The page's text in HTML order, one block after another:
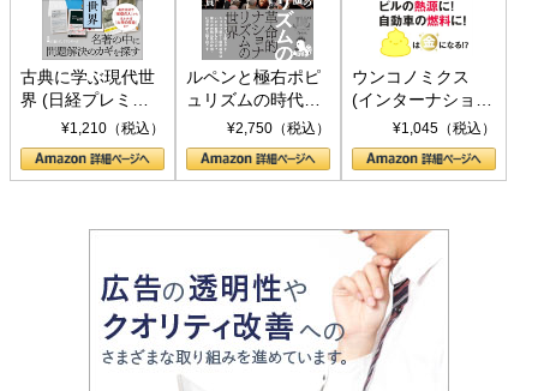
古典に学ぶ現代世
界 (日経プレミア
シリーズ)¥1,210（税込）
ルペンと極右ポピ
ュリズムの時代：
〈ヤヌス〉の二つ
の顔
¥2,750（税込）
ウンコノミクス
(インターナショナ
ル新書)¥1,045（税込）